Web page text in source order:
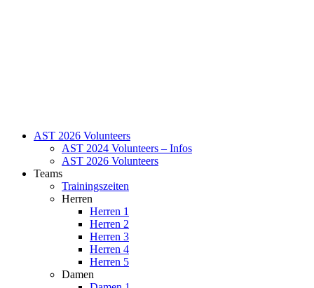
AST 2026 Volunteers
AST 2024 Volunteers – Infos
AST 2026 Volunteers
Teams
Trainingszeiten
Herren
Herren 1
Herren 2
Herren 3
Herren 4
Herren 5
Damen